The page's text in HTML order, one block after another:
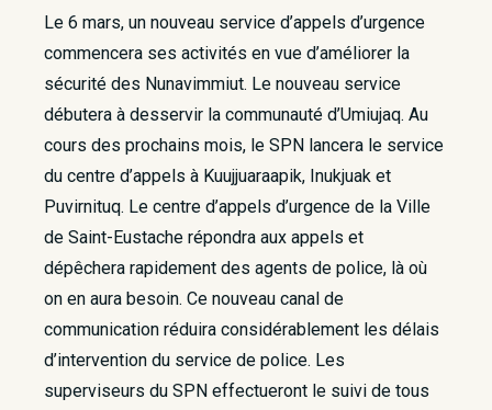
Le 6 mars, un nouveau service d’appels d’urgence
commencera ses activités en vue d’améliorer la
sécurité des Nunavimmiut. Le nouveau service
débutera à desservir la communauté d’Umiujaq. Au
cours des prochains mois, le SPN lancera le service
du centre d’appels à Kuujjuaraapik, Inukjuak et
Puvirnituq. Le centre d’appels d’urgence de la Ville
de Saint-Eustache répondra aux appels et
dépêchera rapidement des agents de police, là où
on en aura besoin. Ce nouveau canal de
communication réduira considérablement les délais
d’intervention du service de police. Les
superviseurs du SPN effectueront le suivi de tous